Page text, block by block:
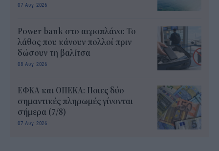
07 Αυγ 2026
Power bank στο αεροπλάνο: Το
λάθος που κάνουν πολλοί πριν
δώσουν τη βαλίτσα
08 Αυγ 2026
ΕΦΚΑ και ΟΠΕΚΑ: Ποιες δύο
σημαντικές πληρωμές γίνονται
σήμερα (7/8)
07 Αυγ 2026